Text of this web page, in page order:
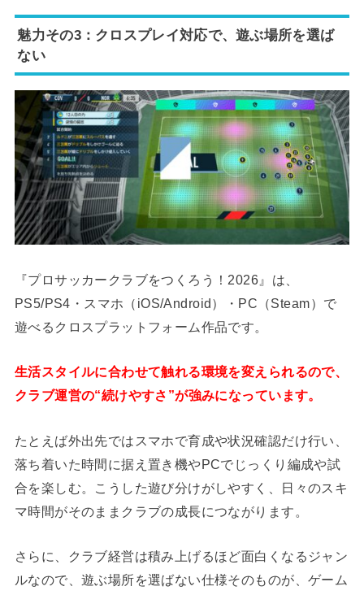
魅力その3：クロスプレイ対応で、遊ぶ場所を選ば
ない
『プロサッカークラブをつくろう！2026』は、
PS5/PS4・スマホ（iOS/Android）・PC（Steam）で
遊べるクロスプラットフォーム作品です。
生活スタイルに合わせて触れる環境を変えられるので、
クラブ運営の“続けやすさ”が強みになっています。
たとえば外出先ではスマホで育成や状況確認だけ行い、
落ち着いた時間に据え置き機やPCでじっくり編成や試
合を楽しむ。こうした遊び分けがしやすく、日々のスキ
マ時間がそのままクラブの成長につながります。
さらに、クラブ経営は積み上げるほど面白くなるジャン
ルなので、遊ぶ場所を選ばない仕様そのものが、ゲーム